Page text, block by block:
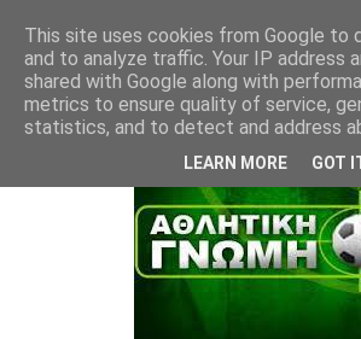
This site uses cookies from Google to
and to analyze traffic. Your IP address
shared with Google along with
metrics to ensure quality of service,
statistics, and to detect and address
LEARN MORE GOT